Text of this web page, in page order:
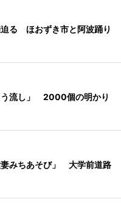
迫る ほおずき市と阿波踊り
う流し」 2000個の明かり
みちあそび」 大学前道路